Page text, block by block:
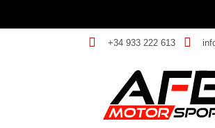
+34 933 222 613